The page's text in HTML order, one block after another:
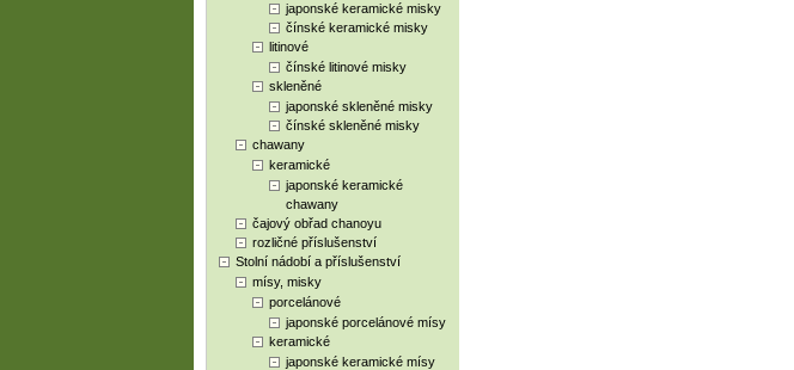
japonské keramické misky
čínské keramické misky
litinové
čínské litinové misky
skleněné
japonské skleněné misky
čínské skleněné misky
chawany
keramické
japonské keramické
chawany
čajový obřad chanoyu
rozličné příslušenství
Stolní nádobí a příslušenství
mísy, misky
porcelánové
japonské porcelánové mísy
keramické
japonské keramické mísy